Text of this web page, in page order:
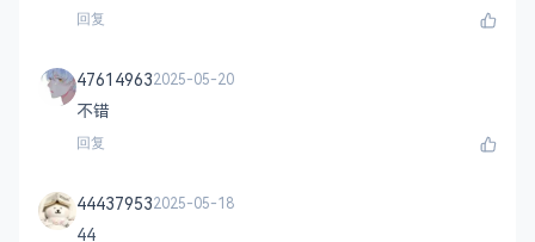
回复
476149632025-05-20
不错
回复
444379532025-05-18
44